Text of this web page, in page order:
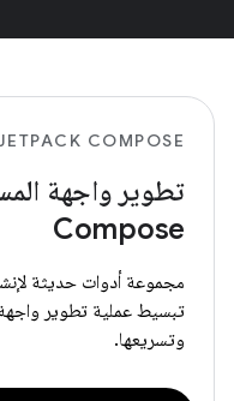
COMPOSE
تطوير واجهة
Compose
مجموعة أدوات حديثة
وتسريعها.